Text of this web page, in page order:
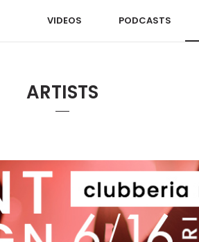
VIDEOS PODCASTS
ARTISTS